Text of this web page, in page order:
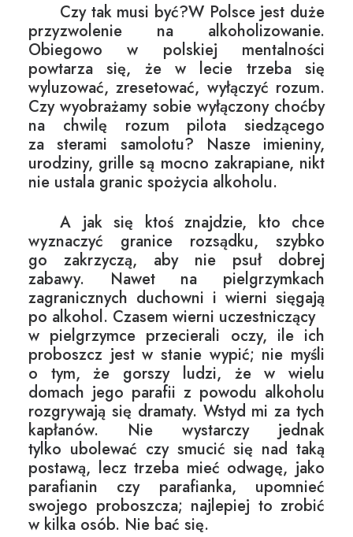
Czy tak musi być?W Polsce jest duże
przyzwolenie na alkoholizowanie.
Obiegowo w polskiej mentalności
powtarza się, że w lecie trzeba się
wyluzować, zresetować, wyłączyć rozum.
Czy wyobrażamy sobie wyłączony choćby
na chwilę rozum pilota siedzącego
za sterami samolotu? Nasze imieniny,
urodziny, grille są mocno zakrapiane, nikt
nie ustala granic spożycia alkoholu.
A jak się ktoś znajdzie, kto chce
wyznaczyć granice rozsądku, szybko
go zakrzyczą, aby nie psuł dobrej
zabawy. Nawet na pielgrzymkach
zagranicznych duchowni i wierni sięgają
po alkohol. Czasem wierni uczestniczący
w pielgrzymce przecierali oczy, ile ich
proboszcz jest w stanie wypić; nie myśli
o tym, że gorszy ludzi, że w wielu
domach jego parafii z powodu alkoholu
rozgrywają się dramaty. Wstyd mi za tych
kapłanów. Nie wystarczy jednak
tylko ubolewać czy smucić się nad taką
postawą, lecz trzeba mieć odwagę, jako
parafianin czy parafianka, upomnieć
swojego proboszcza; najlepiej to zrobić
w kilka osób. Nie bać się.